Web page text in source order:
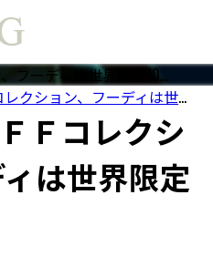
フーディは世界限定10...
ション、フーディは世界限定10...
Ｆコレクシ
は世界限定